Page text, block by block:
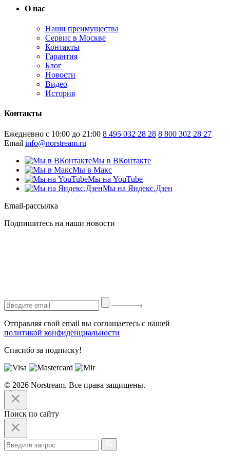
О нас
Наши преимущества
Сервис в Москве
Контакты
Гарантия
Блог
Новости
Видео
История
Контакты
Ежедневно с 10:00 до 21:00 8 495 032 28 28 8 800 302 28 27
Email info@norstream.ru
Мы в ВКонтакте
Мы в Макс
Мы на YouTube
Мы на Яндекс.Дзен
Email-рассылка
Подпишитесь на наши новости
Отправляя свой email вы соглашаетесь с нашей
политикой конфиденциальности
Спасибо за подписку!
© 2026 Norstream. Все права защищены.
Поиск по сайту